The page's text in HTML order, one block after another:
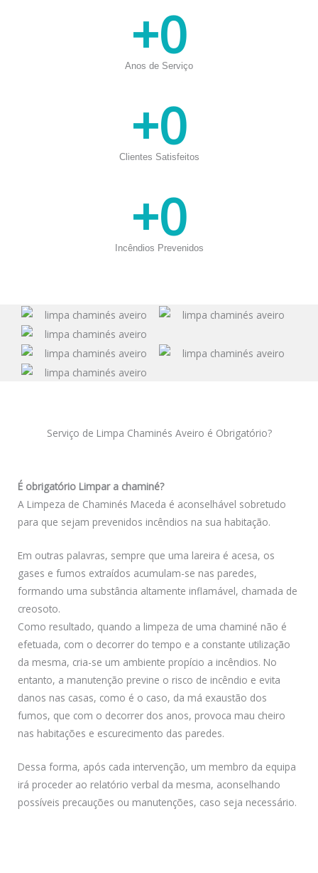
Anos de Serviço
+0
Clientes Satisfeitos
+0
Incêndios Prevenidos
+0
Serviço de Limpa Chaminés Aveiro é Obrigatório?
É obrigatório Limpar a chaminé?
A Limpeza de Chaminés Maceda é aconselhável sobretudo
para que sejam prevenidos incêndios na sua habitação.
Em outras palavras, sempre que uma lareira é acesa, os
gases e fumos extraídos acumulam-se nas paredes,
formando uma substância altamente inflamável, chamada de
creosoto.
Como resultado, quando a limpeza de uma chaminé não é
efetuada, com o decorrer do tempo e a constante utilização
da mesma, cria-se um ambiente propício a incêndios. No
entanto, a manutenção previne o risco de incêndio e evita
danos nas casas, como é o caso, da má exaustão dos
fumos, que com o decorrer dos anos, provoca mau cheiro
nas habitações e escurecimento das paredes.
Dessa forma, após cada intervenção, um membro da equipa
irá proceder ao relatório verbal da mesma, aconselhando
possíveis precauções ou manutenções, caso seja necessário.